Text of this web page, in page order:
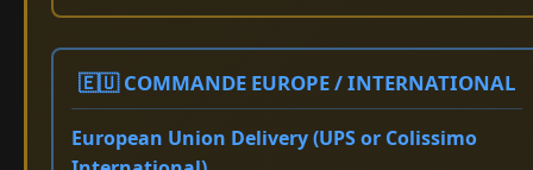
🇪🇺 COMMANDE EUROPE / INTERNATIONAL
European Union Delivery (UPS or Colissimo